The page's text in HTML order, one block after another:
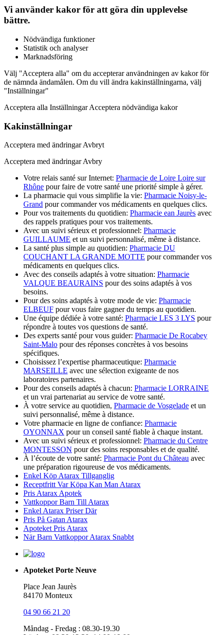
Vi använder kakor för att göra din upplevelse
bättre.
Nödvändiga funktioner
Statistik och analyser
Marknadsföring
Välj "Acceptera alla" om du accepterar användningen av kakor för
de nämnda ändamålen. Om du vill ändra kakinställningarna, välj
"Inställningar"
Acceptera alla Inställningar Acceptera nödvändiga kakor
Kakinställningar
Acceptera med ändringar Avbryt
Acceptera med ändringar Avbry
Votre relais santé sur Internet: Pharmacie de Loire Loire sur
Rhône pour faire de votre santé une priorité simple à gérer.
La pharmacie qui vous simplifie la vie: Pharmacie Noisy-le-
Grand pour commander vos médicaments en quelques clics.
Pour vos traitements du quotidien: Pharmacie ean Jaurès avec
des rappels pratiques pour vos traitements.
Avec un suivi sérieux et professionnel: Pharmacie
GUILLAUME et un suivi personnalisé, même à distance.
La santé plus simple au quotidien: Pharmacie DU
COUCHANT LA GRANDE MOTTE pour commander vos
médicaments en quelques clics.
Avec des conseils adaptés à votre situation: Pharmacie
VALQUE BEAURAINS pour des soins adaptés à vos
besoins.
Pour des soins adaptés à votre mode de vie: Pharmacie
ELBEUF pour vous faire gagner du temps au quotidien.
Une équipe dédiée à votre santé: Pharmacie LES 3 LYS pour
répondre à toutes vos questions de santé.
Des experts santé pour vous guider: Pharmacie De Rocabey
Saint-Malo pour des réponses concrètes à vos besoins
spécifiques.
Choisissez l’expertise pharmaceutique: Pharmacie
MARSEILLE avec une sélection exigeante de nos
laboratoires partenaires.
Pour des conseils adaptés à chacun: Pharmacie LORRAINE
et un vrai partenariat au service de votre santé.
À votre service au quotidien, Pharmacie de Vosgelade et un
suivi personnalisé, même à distance.
Votre pharmacie en ligne de confiance: Pharmacie
OYONNAX pour un conseil santé fiable à chaque instant.
Avec un suivi sérieux et professionnel: Pharmacie du Centre
MONTESSON pour des soins responsables et de qualité.
À l’écoute de votre santé: Pharmacie Pont du Château avec
une préparation rigoureuse de vos médicaments.
Enkel Köp Atarax Tillganglig
Receptfritt Var Köpa Kan Man Atarax
Pris Atarax Apotek
Vattkoppor Barn Till Atarax
Enkel Atarax Priser Där
Pris På Gatan Atarax
Apoteket Pris Atarax
När Barn Vattkoppor Atarax Snabbt
Apoteket Porte Neuve
Place Jean Jaurès
84170 Monteux
04 90 66 21 20
Måndag - Fredag : 08.30-19.30